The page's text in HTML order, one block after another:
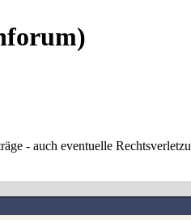
- auch eventuelle